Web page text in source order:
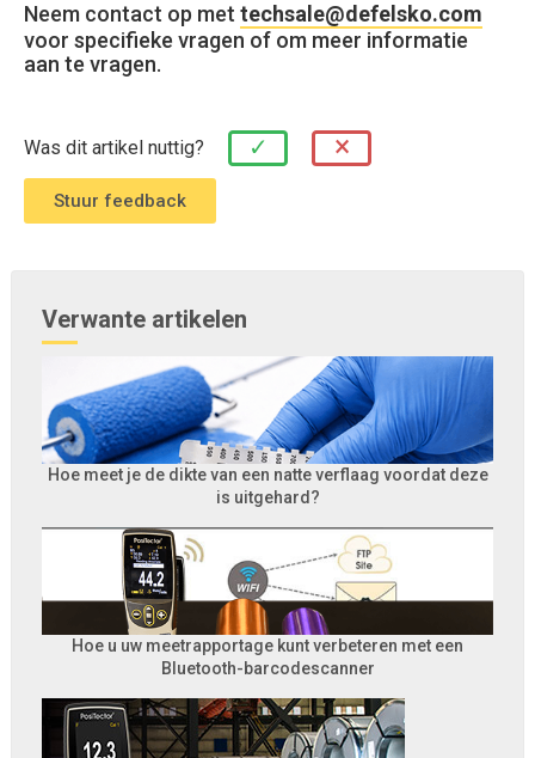
Neem contact op met techsale@defelsko.com
voor specifieke vragen of om meer informatie
aan te vragen.
Was dit artikel nuttig? ✓ ×
Verwante artikelen
Hoe meet je de dikte van een natte verflaag voordat deze
is uitgehard?
Hoe u uw meetrapportage kunt verbeteren met een
Bluetooth-barcodescanner